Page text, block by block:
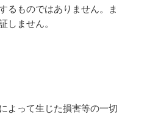
るものではありません。ま
しません。
よって生じた損害等の一切